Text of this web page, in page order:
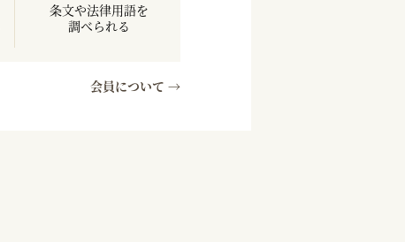
条文や法律用語を
調べられる
会員について →